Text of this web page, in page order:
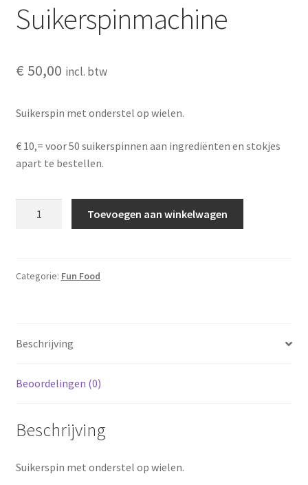
Suikerspinmachine
€ 50,00 incl. btw
Suikerspin met onderstel op wielen.
€ 10,= voor 50 suikerspinnen aan ingrediënten en stokjes
apart te bestellen.
Toevoegen aan winkelwagen
Categorie: Fun Food
Beschrijving
Beoordelingen (0)
Beschrijving
Suikerspin met onderstel op wielen.